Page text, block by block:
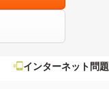
インターネット問題